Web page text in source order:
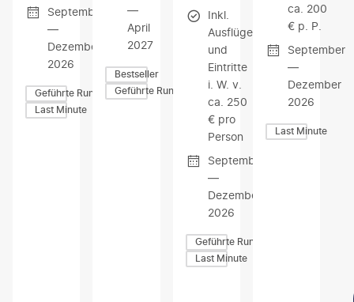
September
—
Dezember
2026
Geführte Rundreisen
Last Minute
—
April
2027
Bestseller
Geführte Rundreisen
Inkl.
Ausflüge
und
Eintritte
i. W. v.
ca. 250
€ pro
Person
September
—
Dezember
2026
Geführte Rundreisen
Last Minute
ca. 200
€ p. P.
September
—
Dezember
2026
Last Minute